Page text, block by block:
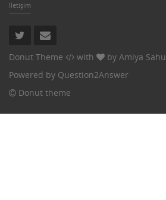
İletişim
Donut Theme with by Amiya Sahu
Powered by Question2Answer
Donut theme